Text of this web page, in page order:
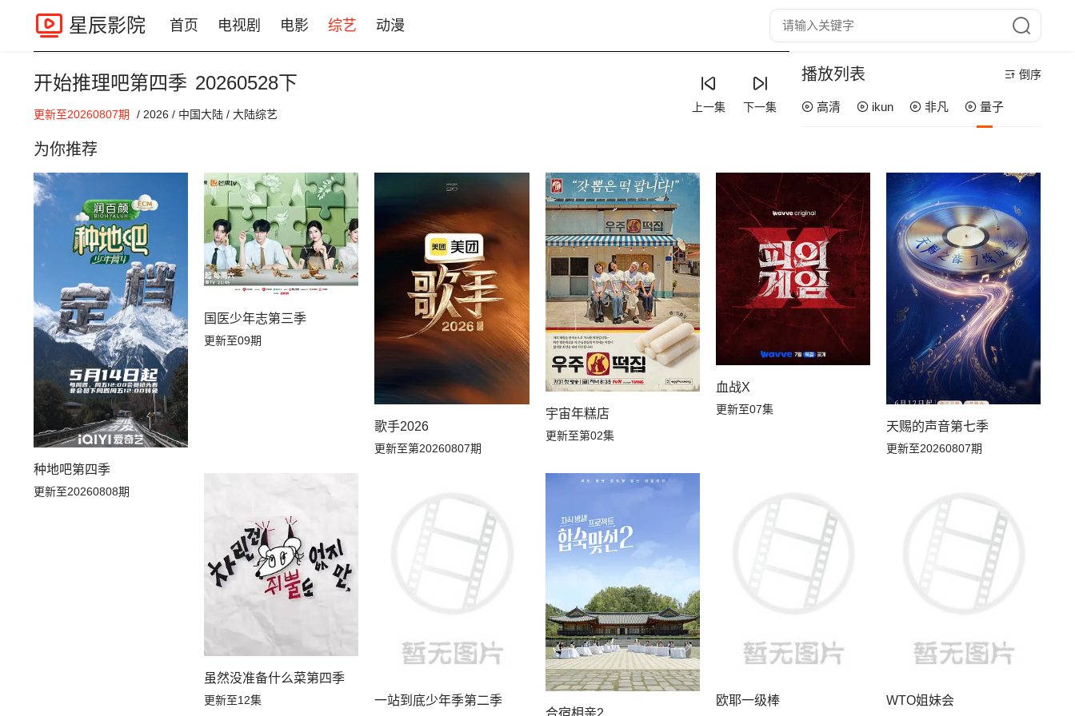
星辰影院 首页 电视剧 电影 综艺 动漫
00:00 / 00:00
开始推理吧第四季 20260528下
更新至20260807期 / 2026 / 中国大陆 / 大陆综艺
上一集 下一集
播放列表 倒序
高清 ikun 非凡 量子
20260806副本存档中 20260806下
20260805上 20260804解锁中加更
20260802补给站加更 20260801推门彩蛋
20260731万事屋加更 20260731居民采访
20260730副本存档中 20260730下
20260729上 20260728解锁中加更
20260723副本存档中 20260723下
20260722上 20260721解锁中加更
20260719吃播大赏
20260719补给站加更 20260717万事屋加更
为你推荐
种地吧第四季
更新至20260808期
国医少年志第三季
更新至09期
歌手2026
更新至第20260807期
宇宙年糕店
更新至第02集
血战X
更新至07集
天赐的声音第七季
更新至20260807期
虽然没准备什么菜第四季
更新至12集
一站到底少年季第二季
合宿相亲2
欧耶一级棒 WTO姐妹会